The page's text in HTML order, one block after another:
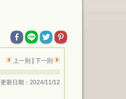
上一則 下一則
更新日期：2024/11/12